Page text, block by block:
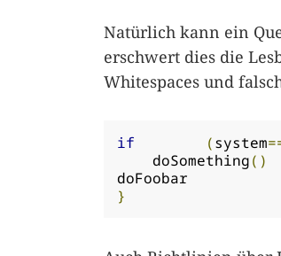
Natürlich kann ein
erschwert dies die
Whitespaces und
if (system
    doSomething
()
}